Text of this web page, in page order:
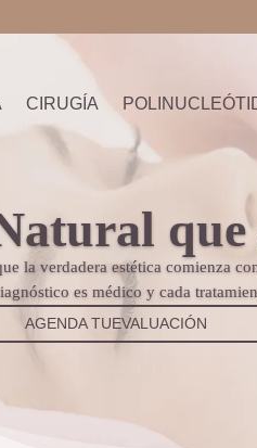
CIRUGÍA
que
la verdadera estética comienza
es médico y cada
AGENDA TUEVALUACIÓN